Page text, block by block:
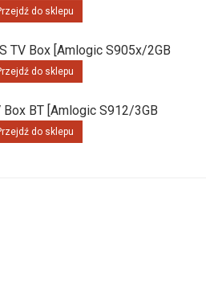
do sklepu
TV Box [Amlogic S905x/2GB
do sklepu
BT [Amlogic S912/3GB
do sklepu